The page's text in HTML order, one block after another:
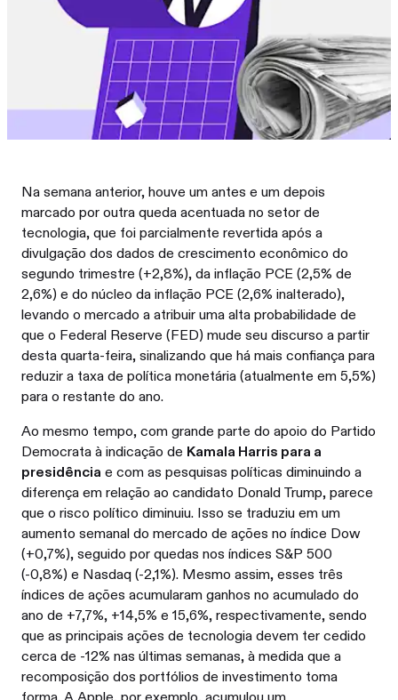
Na semana anterior, houve um antes e um depois
marcado por outra queda acentuada no setor de
tecnologia, que foi parcialmente revertida após a
divulgação dos dados de crescimento econômico do
segundo trimestre (+2,8%), da inflação PCE (2,5% de
2,6%) e do núcleo da inflação PCE (2,6% inalterado),
levando o mercado a atribuir uma alta probabilidade de
que o Federal Reserve (FED) mude seu discurso a partir
desta quarta-feira, sinalizando que há mais confiança para
reduzir a taxa de política monetária (atualmente em 5,5%)
para o restante do ano.
Ao mesmo tempo, com grande parte do apoio do Partido
Democrata à indicação de Kamala Harris para a
presidência e com as pesquisas políticas diminuindo a
diferença em relação ao candidato Donald Trump, parece
que o risco político diminuiu. Isso se traduziu em um
aumento semanal do mercado de ações no índice Dow
(+0,7%), seguido por quedas nos índices S&P 500
(-0,8%) e Nasdaq (-2,1%). Mesmo assim, esses três
índices de ações acumularam ganhos no acumulado do
ano de +7,7%, +14,5% e 15,6%, respectivamente, sendo
que as principais ações de tecnologia devem ter cedido
cerca de -12% nas últimas semanas, à medida que a
recomposição dos portfólios de investimento toma